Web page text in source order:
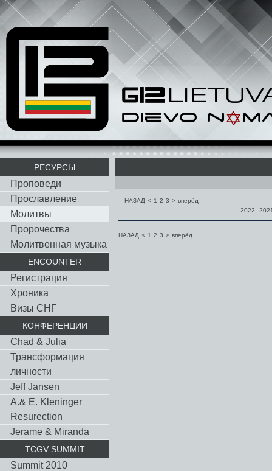
РЕСУРСЫ
Проповеди
Прославление
Молитвы
Пророчества
Молитвенная музыка
ENCOUNTER
Регистрация
Хроника
Визы СНГ
КОНФЕРЕНЦИИ
Chad & Julia
Трансформация
личности
Jeff Jansen
A.& E. Kleninger
Resurection
Jerame & Miranda
TCGV SUMMIT
Summit 2010
НАЗАД < 1 2 3 > вперёд
2022
НАЗАД < 1 2 3 > вперёд